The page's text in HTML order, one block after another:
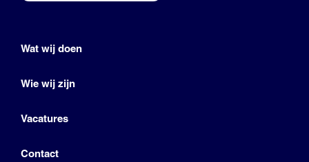
Wat wij doen
Wie wij zijn
Vacatures
Contact